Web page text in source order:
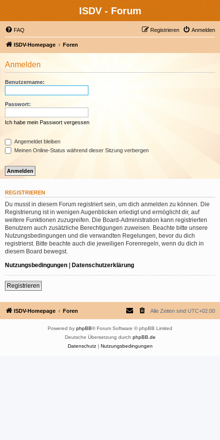
ISDV - Forum
FAQ Anmelden
Registrieren
ISDV-Homepage Foren
Anmelden
Benutzername:
Passwort:
Ich habe mein Passwort vergessen
Angemeldet bleiben
Meinen Online-Status während dieser Sitzung verbergen
REGISTRIEREN
Du musst in diesem Forum registriert sein, um dich anmelden zu können. Die
Registrierung ist in wenigen Augenblicken erledigt und ermöglicht dir, auf
weitere Funktionen zuzugreifen. Die Board-Administration kann registrierten
Benutzern auch zusätzliche Berechtigungen zuweisen. Beachte bitte unsere
Nutzungsbedingungen und die verwandten Regelungen, bevor du dich
registrierst. Bitte beachte auch die jeweiligen Forenregeln, wenn du dich in
diesem Board bewegst.
Nutzungsbedingungen | Datenschutzerklärung
Registrieren
ISDV-Homepage Foren Alle Zeiten sind UTC+02:00
Powered by phpBB® Forum Software © phpBB Limited
Deutsche Übersetzung durch phpBB.de
Datenschutz| Nutzungsbedingungen